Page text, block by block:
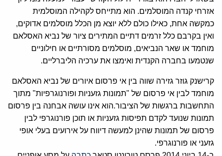
אזרחי קנדה המוסלמים. הוא מתייחס לקהילה המוסלמית
כמקשה אחת, כאילו כולם ללא יוצא מן הכלל מוסלמים אדוקים,
ואין בקרבם כלל זרמים דתיים המתירים ציור של נביא האסלאם
מוחמד או שאר הנביאים, מוסלמים מסורתיים או חילוניים
שנטמעו בחברה הקנדית ואימצו את ערכיה הליברליים.
קרישנק גוזר גזירה שווה בין אי פרסום איורים של נביא האסלאם
מוחמד לבין אי פרסום של "תמונות גזעניות ופורנוגרפיות" מתוך
התחשבות ברגשות של הציבור.הוא אינו עושה אבחנה בין פרסום
תמונות שנועד לקדם תפיסות גזעניות או תוכן פורנוגרפי לבין
פרסום של תמונות שהינן למעשה דיווח על אירועים בעלי אופי
גזעני או פורנוגרפי.